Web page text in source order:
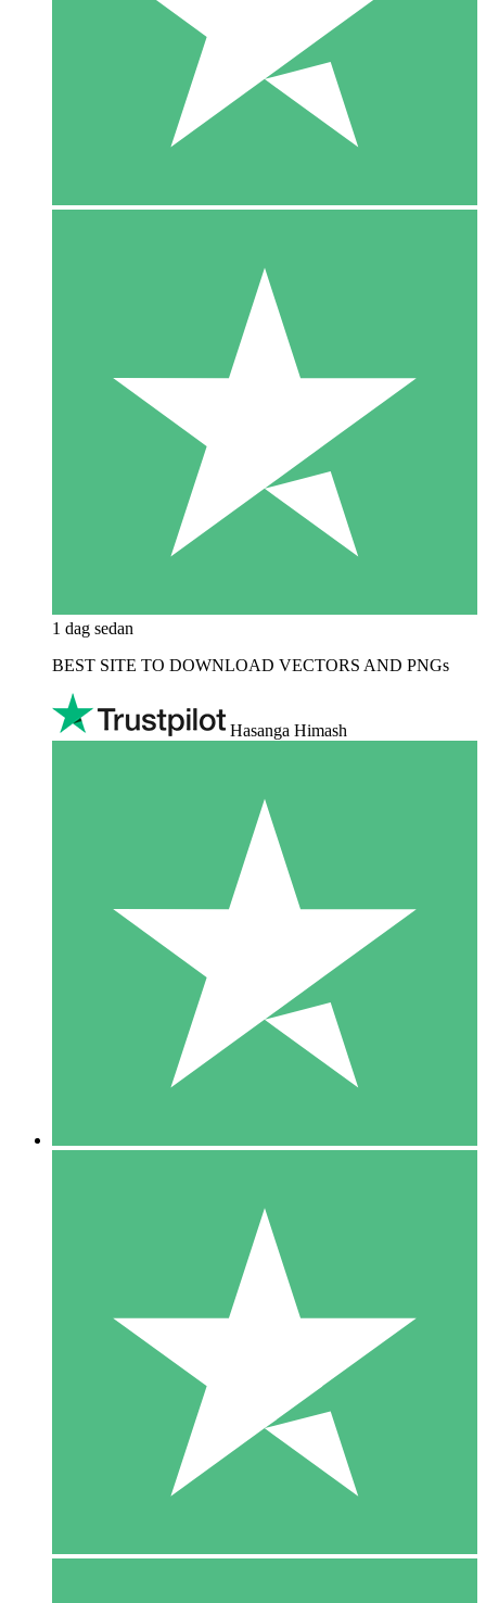
1 dag sedan
BEST SITE TO DOWNLOAD VECTORS AND PNGs
Hasanga Himash